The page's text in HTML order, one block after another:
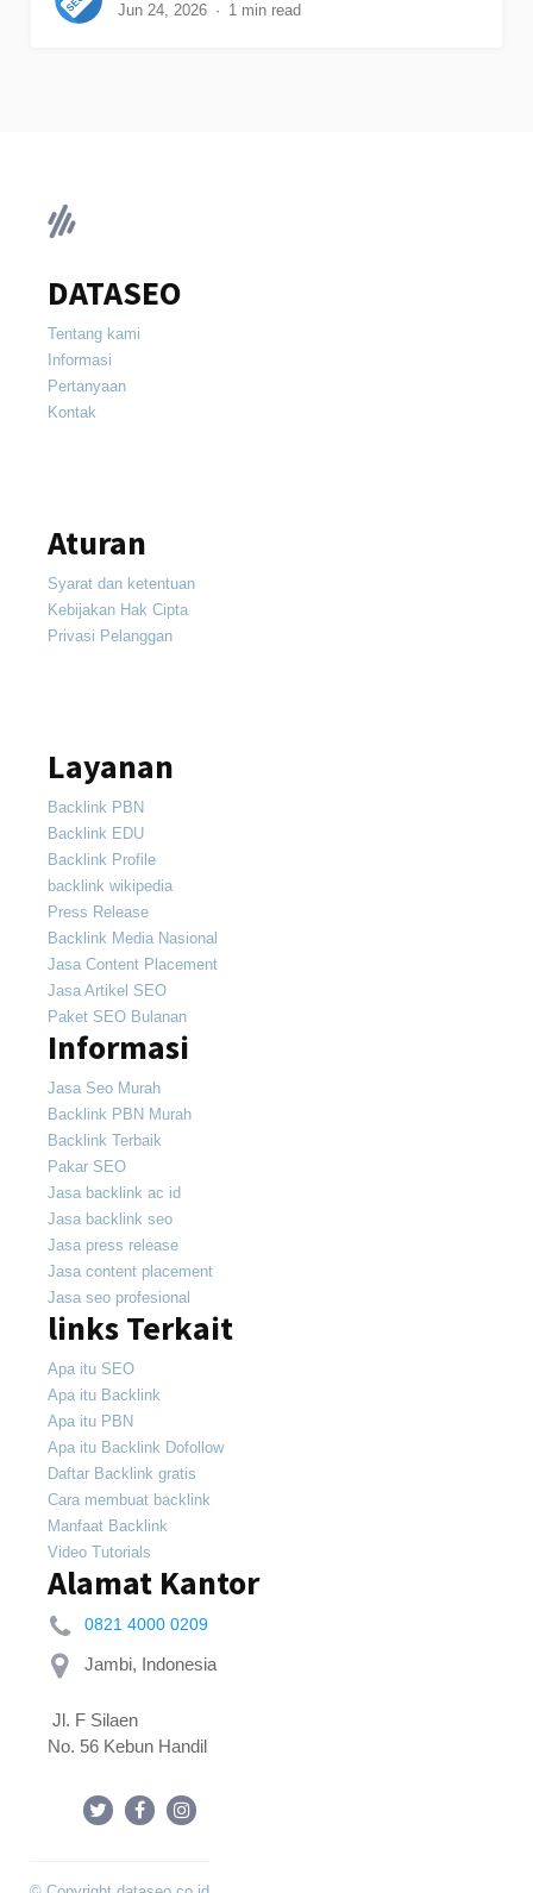
Jun 24, 2026
1 min read
DATASEO
Tentang kami
Informasi
Pertanyaan
Kontak
Aturan
Syarat dan ketentuan
Kebijakan Hak Cipta
Privasi Pelanggan
Layanan
Backlink PBN
Backlink EDU
Backlink Profile
backlink wikipedia
Press Release
Backlink Media Nasional
Jasa Content Placement
Jasa Artikel SEO
Paket SEO Bulanan
Informasi
Jasa Seo Murah
Backlink PBN Murah
Backlink Terbaik
Pakar SEO
Jasa backlink ac id
Jasa backlink seo
Jasa press release
Jasa content placement
Jasa seo profesional
links Terkait
Apa itu SEO
Apa itu Backlink
Apa itu PBN
Apa itu Backlink Dofollow
Daftar Backlink gratis
Cara membuat backlink
Manfaat Backlink
Video Tutorials
Alamat Kantor
0821 4000 0209
Jl. F Silaen
No. 56 Kebun Handil